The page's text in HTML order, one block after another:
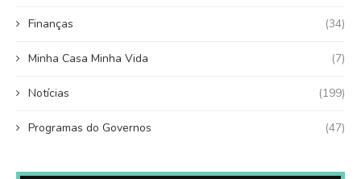
Finanças (34)
Minha Casa Minha Vida (7)
Notícias (199)
Programas do Governos (47)